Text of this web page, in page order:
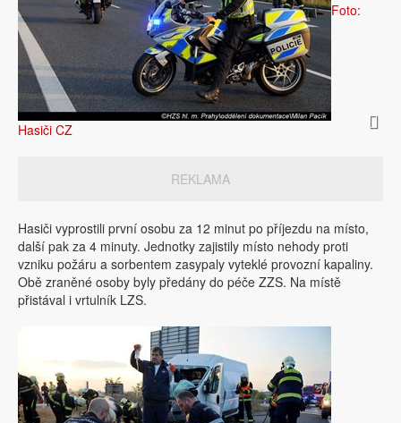
Foto:
Hasiči CZ
REKLAMA
Hasiči vyprostili první osobu za 12 minut po příjezdu na místo,
další pak za 4 minuty. Jednotky zajistily místo nehody proti
vzniku požáru a sorbentem zasypaly vyteklé provozní kapaliny.
Obě zraněné osoby byly předány do péče ZZS. Na místě
přistával i vrtulník LZS.